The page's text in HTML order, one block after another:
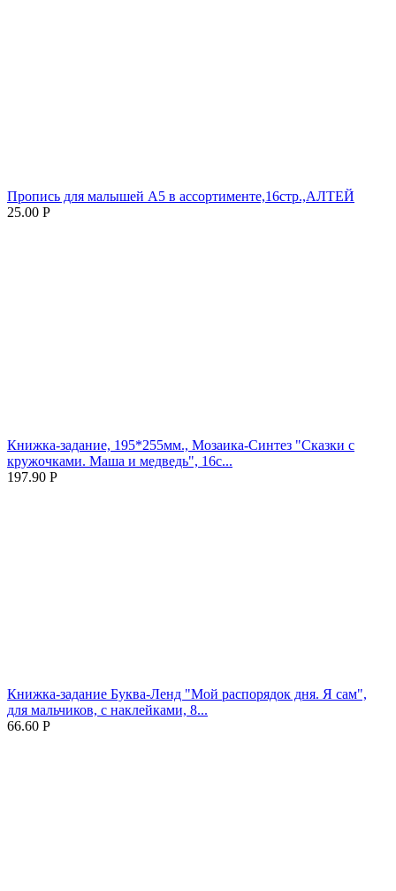
Пропись для малышей А5 в ассортименте,16стр.,АЛТЕЙ
25.00 Р
Книжка-задание, 195*255мм., Мозаика-Синтез "Сказки с
кружочками. Маша и медведь", 16с...
197.90 Р
Книжка-задание Буква-Ленд "Мой распорядок дня. Я сам",
для мальчиков, с наклейками, 8...
66.60 Р